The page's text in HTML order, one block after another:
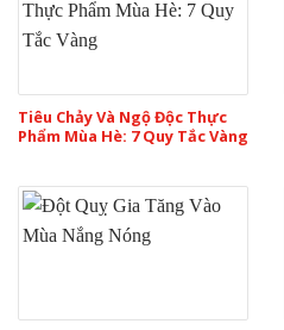
Tiêu Chảy Và Ngộ Độc Thực
Phẩm Mùa Hè: 7 Quy Tắc Vàng